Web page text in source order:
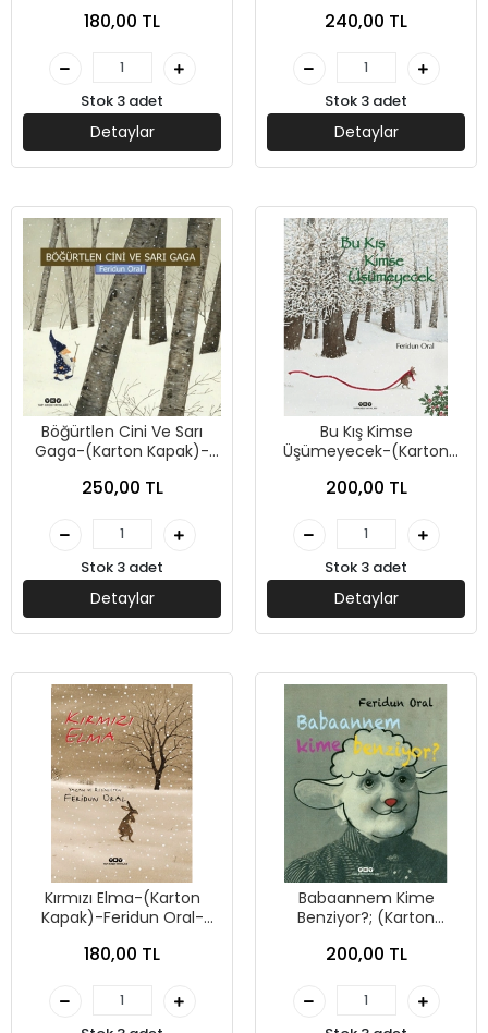
Yayınları
180,00 TL
Stok 3 adet
Detaylar
240,00 TL
Stok 3 adet
Detaylar
Böğürtlen Cini Ve Sarı
Gaga-(Karton Kapak)-
Yayınları
250,00 TL
Stok 3 adet
Detaylar
Bu Kış Kimse
Üşümeyecek-(Karton
Kredi Yayınları
200,00 TL
Stok 3 adet
Detaylar
Kırmızı Elma-(Karton
Kapak)-Feridun Oral-
180,00 TL
Babaannem Kime
Benziyor?; (Karton
Kredi Yayınları
200,00 TL